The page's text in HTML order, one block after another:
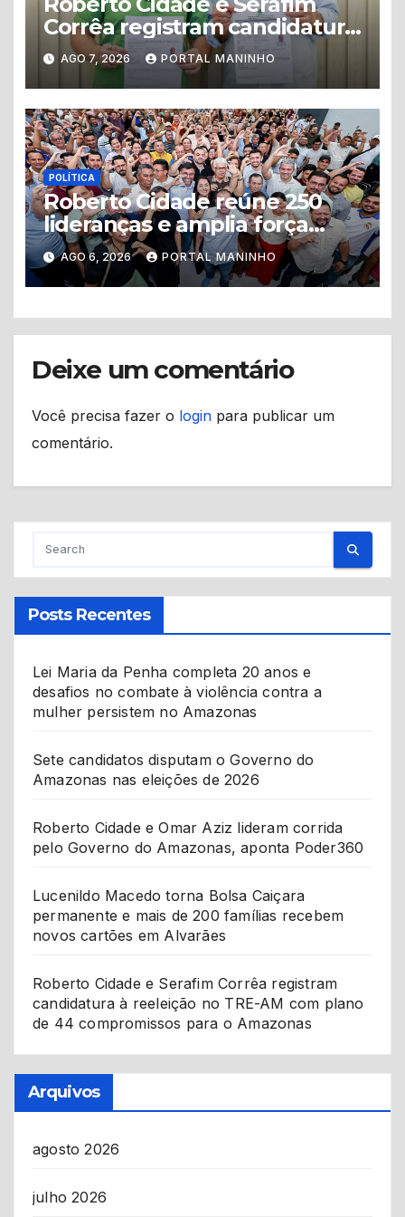
Corrêa registram candidatura
à reeleição no TRE-AM com
plano de 44 compromissos
para o Amazonas
AGO 7, 2026 PORTAL MANINHO
POLÍTICA
Roberto Cidade reúne 250
lideranças e amplia força
política da União pelo
Amazonas
AGO 6, 2026 PORTAL MANINHO
Deixe um comentário
Você precisa fazer o login para publicar um
comentário.
Posts Recentes
Lei Maria da Penha completa 20 anos e
desafios no combate à violência contra a
mulher persistem no Amazonas
Sete candidatos disputam o Governo do
Amazonas nas eleições de 2026
Roberto Cidade e Omar Aziz lideram corrida
pelo Governo do Amazonas, aponta Poder360
Lucenildo Macedo torna Bolsa Caiçara
permanente e mais de 200 famílias recebem
novos cartões em Alvarães
Roberto Cidade e Serafim Corrêa registram
candidatura à reeleição no TRE-AM com plano
de 44 compromissos para o Amazonas
Arquivos
agosto 2026
julho 2026